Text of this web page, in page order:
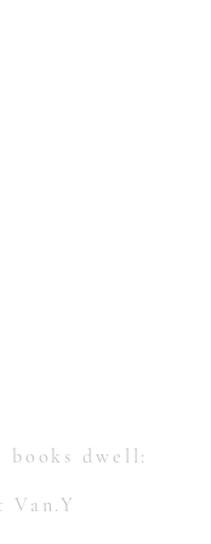
books dwell:
Van.Y